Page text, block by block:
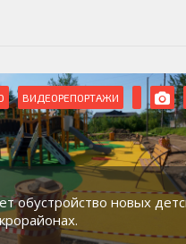
ВИДЕОРЕПОРТАЖИ
обустройство новых